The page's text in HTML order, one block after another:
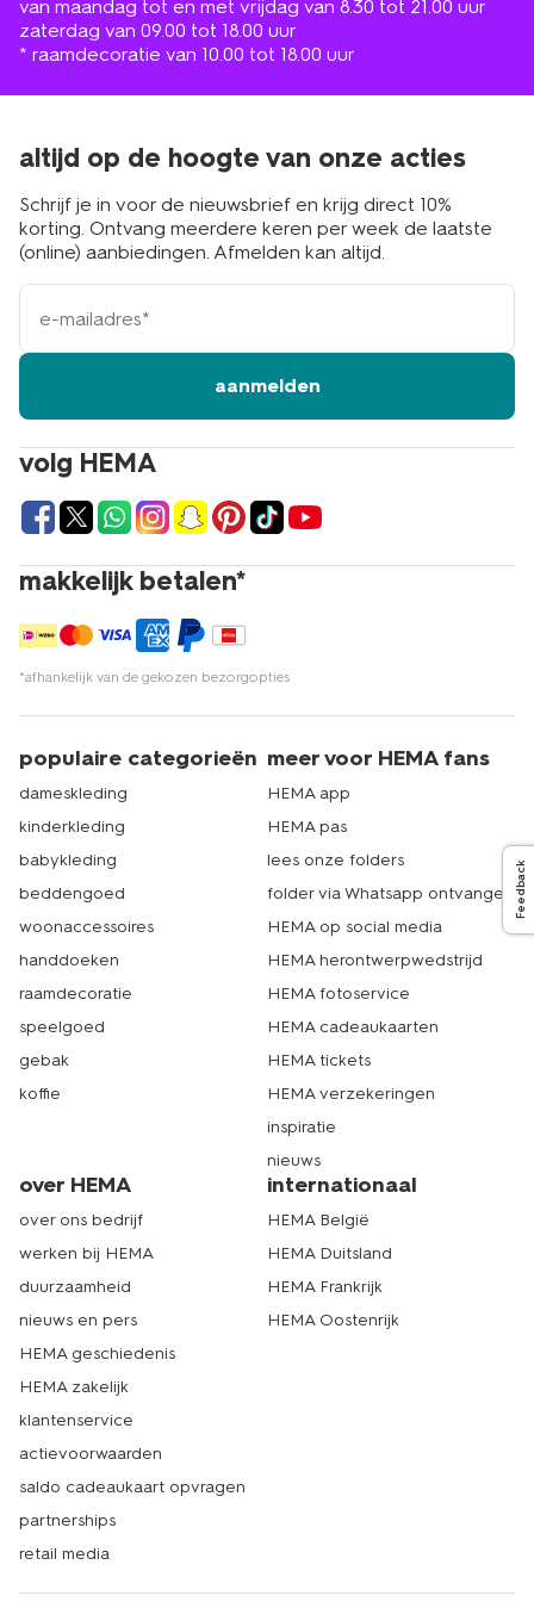
Feedback
van maandag tot en met vrijdag van 8.30 tot 21.00 uur
zaterdag van 09.00 tot 18.00 uur
* raamdecoratie van 10.00 tot 18.00 uur
volg HEMA
makkelijk betalen*
*afhankelijk van de gekozen bezorgopties
altijd op de hoogte van onze acties
Schrijf je in voor de nieuwsbrief en krijg direct 10%
korting. Ontvang meerdere keren per week de laatste
(online) aanbiedingen. Afmelden kan altijd.
e-
mailadres
aanmelden
populaire categorieën
dameskleding
kinderkleding
babykleding
beddengoed
woonaccessoires
handdoeken
raamdecoratie
speelgoed
gebak
koffie
meer voor HEMA fans
HEMA app
HEMA pas
lees onze folders
folder via Whatsapp ontvangen
HEMA op social media
HEMA herontwerpwedstrijd
HEMA fotoservice
HEMA cadeaukaarten
HEMA tickets
HEMA verzekeringen
inspiratie
nieuws
over HEMA
over ons bedrijf
werken bij HEMA
duurzaamheid
nieuws en pers
HEMA geschiedenis
HEMA zakelijk
klantenservice
actievoorwaarden
saldo cadeaukaart opvragen
partnerships
retail media
internationaal
HEMA België
HEMA Duitsland
HEMA Frankrijk
HEMA Oostenrijk